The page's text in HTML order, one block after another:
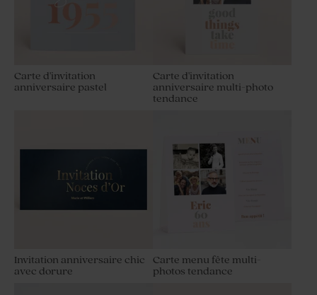
Carte d'invitation
anniversaire pastel
Carte d'invitation
anniversaire multi-photo
tendance
Invitation anniversaire chic
avec dorure
Carte menu fête multi-
photos tendance